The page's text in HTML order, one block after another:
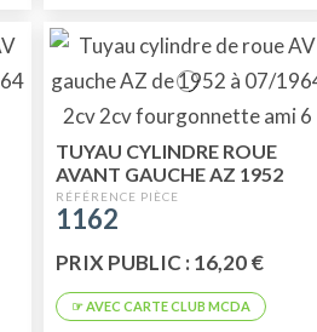
TUYAU CYLINDRE ROUE
AVANT GAUCHE AZ 1952
JUSQU'EN 07/64( METTRE
REF 1165 )
1162
PRIX PUBLIC : 16,20 €